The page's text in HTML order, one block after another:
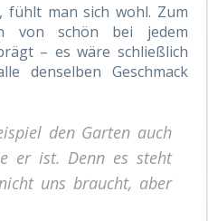
fühlt man sich wohl. Zum
von schön bei jedem
– es wäre schließlich
denselben Geschmack
den Garten auch
er ist. Denn es steht
uns braucht, aber